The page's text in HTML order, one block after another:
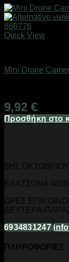
Quick View
Mini Drone
9,92 €
Προσθήκη στο
6ΗΣ ΟΚΤΩΒΡΙΟΥ
ΕΛΑΣΣΟΝΑ
ΩΡΕΣ
ΔΕΥΤΕΡΑ-
6934831247
ΠΛΗΡΟΦΟΡΙΕΣ